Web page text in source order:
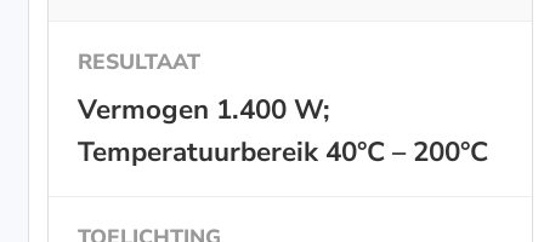
Vermogen 1.400 W;
Temperatuurbereik 40°C – 200°C